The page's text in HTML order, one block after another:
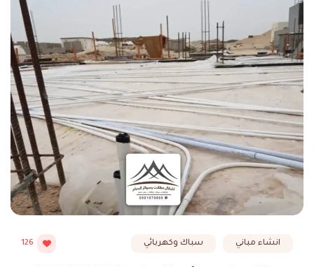
انشاء مباني سباك وكهربائي 126